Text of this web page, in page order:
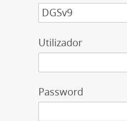
DGSv9
Utilizador
Password